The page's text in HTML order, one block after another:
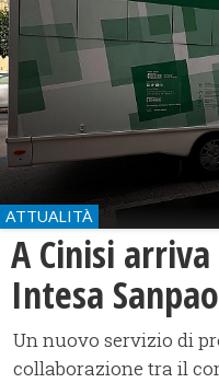
ATTUALITÀ
A Cinisi
Intesa
Un nuovo servizio di
collaborazione tra il